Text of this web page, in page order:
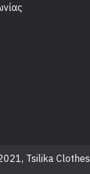
Tsilika Clothes